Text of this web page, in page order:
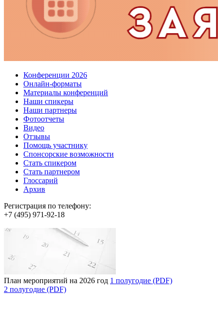
Конференции 2026
Онлайн-форматы
Материалы конференций
Наши спикеры
Наши партнеры
Фотоотчеты
Видео
Отзывы
Помощь участнику
Спонсорские возможности
Стать спикером
Стать партнером
Глоссарий
Архив
Регистрация по телефону:
+7 (495) 971-92-18
План мероприятий на 2026 год 1 полугодие (PDF)
2 полугодие (PDF)